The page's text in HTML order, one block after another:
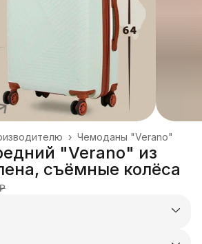
Чемоданы "Verano"
›
"Verano" из
съёмные колёса
в Сплит